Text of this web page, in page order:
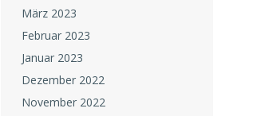
März 2023
Februar 2023
Januar 2023
Dezember 2022
November 2022